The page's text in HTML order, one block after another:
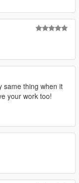
same thing when it
your work too!